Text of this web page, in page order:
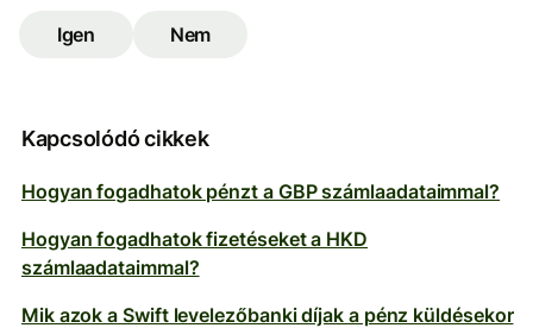
Igen Nem
Kapcsolódó cikkek
Hogyan fogadhatok pénzt a GBP számlaadataimmal?
Hogyan fogadhatok fizetéseket a HKD
számlaadataimmal?
Mik azok a Swift levelezőbanki díjak a pénz küldésekor